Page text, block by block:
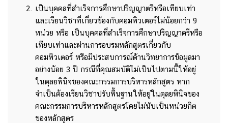
เป็นบุคคลที่สําเร็จการศึกษาปริญญาตรีหรือเทียบเท่า
และเรียนวิชาที่เกี่ยวข้องกับคอมพิวเตอร์ไม่น้อยกว่า 9
หน่วย หรือ เป็นบุคคลที่สําเร็จการศึกษาปริญญาตรีหรือ
เทียบเท่าและผ่านการอบรมหลักสูตรเกี่ยวกับ
คอมพิวเตอร์ หรือมีประสบการณ์ด้านวิทยาการข้อมูลมา
อย่างน้อย 3 ปี กรณีที่คุณสมบัติไม่เป็นไปตามนี้ให้อยู่
ในดุลยพินิจของคณะกรรมการบริหารหลักสูตร หาก
จำเป็นต้องเรียนวิชาปรับพื้นฐานให้อยู่ในดุลยพินิจของ
คณะกรรมการบริหารหลักสูตรโดยไม่นับเป็นหน่วยกิต
ของหลักสูตร